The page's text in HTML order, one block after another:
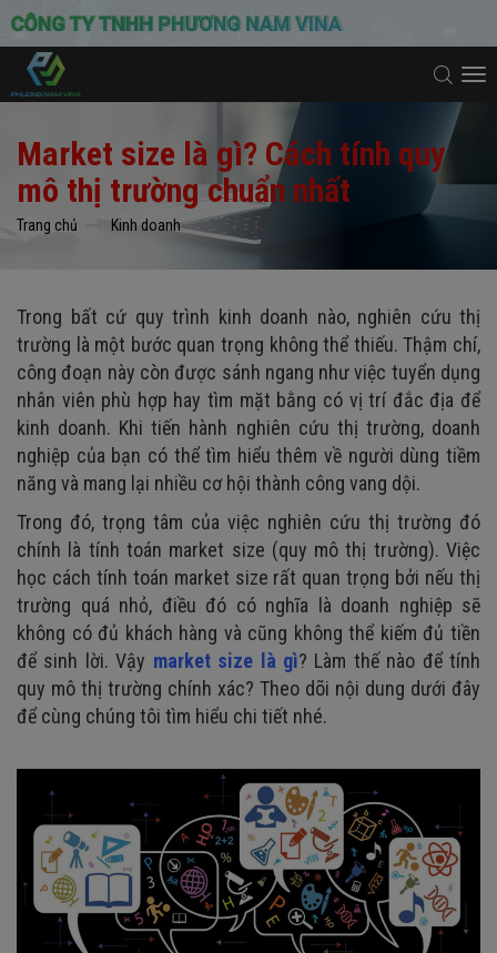
Market size là gì? Cách tính quy
mô thị trường chuẩn nhất
Trang chủ Kinh doanh
Trong bất cứ quy trình kinh doanh nào, nghiên cứu thị
trường là một bước quan trọng không thể thiếu. Thậm chí,
công đoạn này còn được sánh ngang như việc tuyển dụng
nhân viên phù hợp hay tìm mặt bằng có vị trí đắc địa để
kinh doanh. Khi tiến hành nghiên cứu thị trường, doanh
nghiệp của bạn có thể tìm hiểu thêm về người dùng tiềm
năng và mang lại nhiều cơ hội thành công vang dội.
Trong đó, trọng tâm của việc nghiên cứu thị trường đó
chính là tính toán market size (quy mô thị trường). Việc
học cách tính toán market size rất quan trọng bởi nếu thị
trường quá nhỏ, điều đó có nghĩa là doanh nghiệp sẽ
không có đủ khách hàng và cũng không thể kiếm đủ tiền
để sinh lời. Vậy market size là gì? Làm thế nào để tính
quy mô thị trường chính xác? Theo dõi nội dung dưới đây
để cùng chúng tôi tìm hiểu chi tiết nhé.